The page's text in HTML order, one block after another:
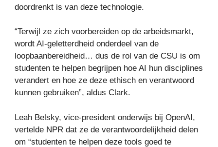
doordrenkt is van deze technologie.
“Terwijl ze zich voorbereiden op de arbeidsmarkt,
wordt AI-geletterdheid onderdeel van de
loopbaanbereidheid… dus de rol van de CSU is om
studenten te helpen begrijpen hoe AI hun disciplines
verandert en hoe ze deze ethisch en verantwoord
kunnen gebruiken”, aldus Clark.
Leah Belsky, vice-president onderwijs bij OpenAI,
vertelde NPR dat ze de verantwoordelijkheid delen
om “studenten te helpen deze tools goed te